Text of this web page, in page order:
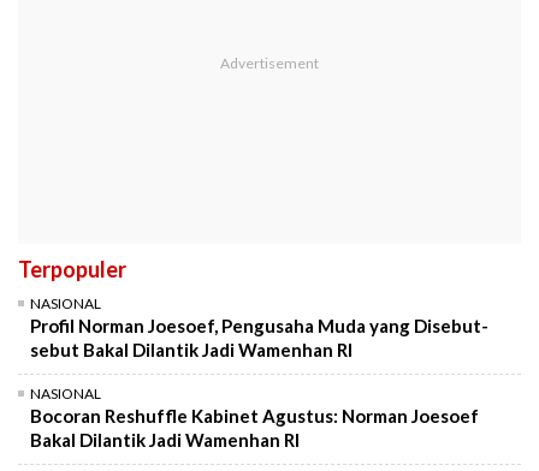
Terpopuler
NASIONAL
Profil Norman Joesoef, Pengusaha Muda yang Disebut-
sebut Bakal Dilantik Jadi Wamenhan RI
NASIONAL
Bocoran Reshuffle Kabinet Agustus: Norman Joesoef
Bakal Dilantik Jadi Wamenhan RI